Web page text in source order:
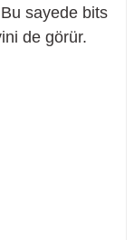
sayede bits
de görür.